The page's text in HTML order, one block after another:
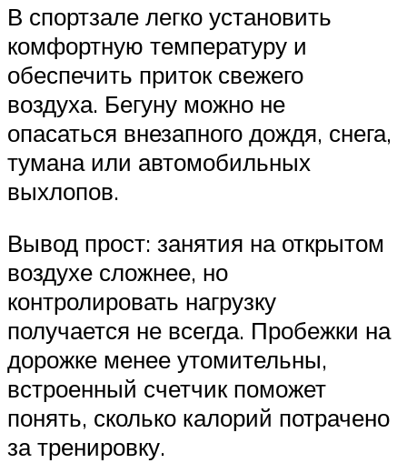
В спортзале легко установить
комфортную температуру и
обеспечить приток свежего
воздуха. Бегуну можно не
опасаться внезапного дождя, снега,
тумана или автомобильных
выхлопов.
Вывод прост: занятия на открытом
воздухе сложнее, но
контролировать нагрузку
получается не всегда. Пробежки на
дорожке менее утомительны,
встроенный счетчик поможет
понять, сколько калорий потрачено
за тренировку.